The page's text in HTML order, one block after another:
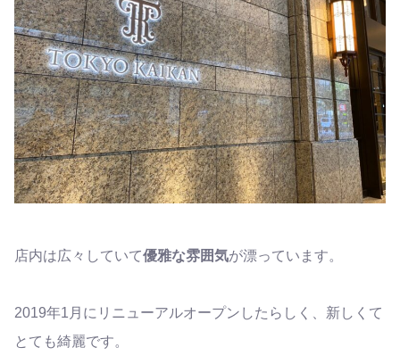
店内は広々していて優雅な雰囲気が漂っています。
2019年1月にリニューアルオープンしたらしく、新しくて
とても綺麗です。